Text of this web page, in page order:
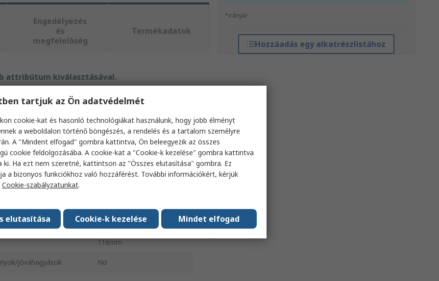
*irányár
Hozzáadás egy alkatrészlistához
Engedélyezés
és
megfelelőség
Termékadatok
attribútum kiválasztásával.
Érték
Stanley
Véső
6mm
DynaGrip Strike sapka
116mm
jóváhagyások No
tartjuk az Ön adatvédelmét
cookie-kat és hasonló technológiákat használunk, hogy jobb élményt
a weboldalon történő böngészés, a rendelés és a tartalom személyre
A "Mindent elfogad" gombra kattintva, Ön beleegyezik az összes
cookie feldolgozásába. A cookie-kat a "Cookie-k kezelése" gombra kattintva
ki. Ha ezt nem szeretné, kattintson az "Összes elutasítása" gombra. Ez
a bizonyos funkciókhoz való hozzáférést. További információkért, kérjük
Cookie-szabályzatunkat.
Mindet elfogad
Cookie-k kezelése
elutasítása